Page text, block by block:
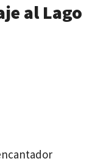
al Lago